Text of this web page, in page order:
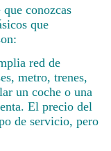
conozcas
que
red de
metro, trenes,
un coche o una
El precio del
de servicio, pero